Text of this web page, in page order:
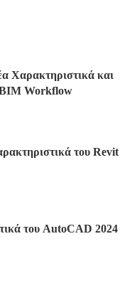
Χαρακτηριστικά και
BIM Workflow
του Revit
του AutoCAD 2024